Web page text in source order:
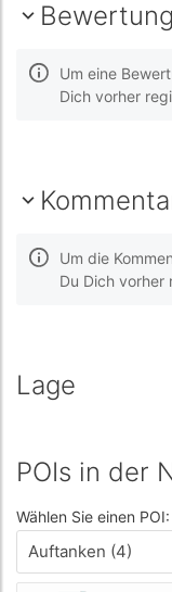
Um eine
Dich vorher
Um die
Du Dich vorher
Lage
POIs in der
Wählen Sie einen POI:
Auftanken (4)